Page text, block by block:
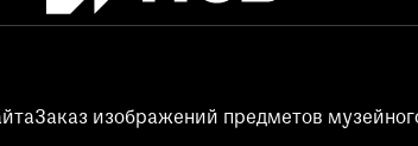
Заказ изображений предметов